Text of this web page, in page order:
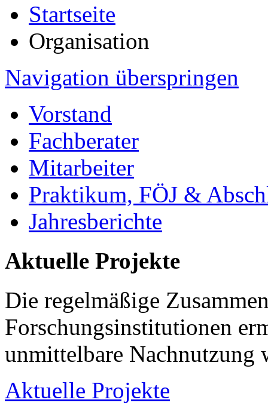
Startseite
Organisation
Navigation überspringen
Vorstand
Fachberater
Mitarbeiter
Praktikum, FÖJ &
Jahresberichte
Aktuelle Projekte
Die regelmäßige
Forschungsinstitutionen
unmittelbare Nachnutzung
Aktuelle Projekte